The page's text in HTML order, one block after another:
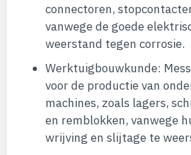
connectoren,
vanwege de goede
weerstand tegen corrosie.
Werktuigbouwkunde:
voor de productie van
machines, zoals lagers,
en remblokken, vanwege
wrijving en slijtage te